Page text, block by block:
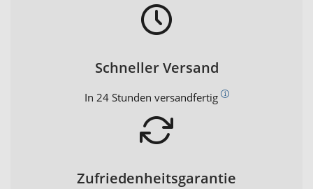
Schneller Versand
In 24 Stunden versandfertig
Zufriedenheitsgarantie